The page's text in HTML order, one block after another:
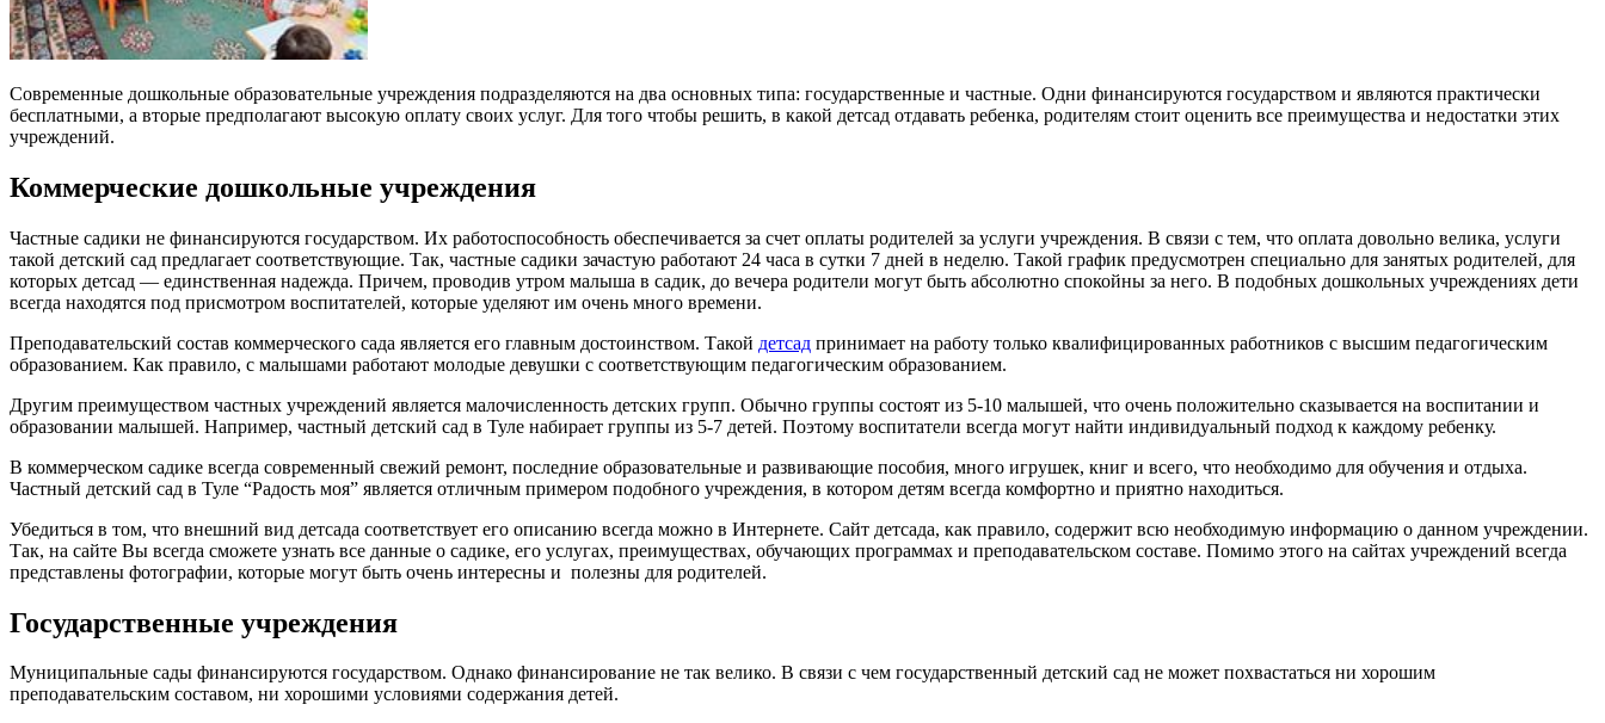
Современные дошкольные образовательные учреждения подразделяются на два основных типа: государственные и частные. Одни финансируются государством и являются практически
бесплатными, а вторые предполагают высокую оплату своих услуг. Для того чтобы решить, в какой детсад отдавать ребенка, родителям стоит оценить все преимущества и недостатки этих
учреждений.
Коммерческие дошкольные учреждения
Частные садики не финансируются государством. Их работоспособность обеспечивается за счет оплаты родителей за услуги учреждения. В связи с тем, что оплата довольно велика, услуги
такой детский сад предлагает соответствующие. Так, частные садики зачастую работают 24 часа в сутки 7 дней в неделю. Такой график предусмотрен специально для занятых родителей, для
которых детсад — единственная надежда. Причем, проводив утром малыша в садик, до вечера родители могут быть абсолютно спокойны за него. В подобных дошкольных учреждениях дети
всегда находятся под присмотром воспитателей, которые уделяют им очень много времени.
Преподавательский состав коммерческого сада является его главным достоинством. Такой детсад принимает на работу только квалифицированных работников с высшим педагогическим
образованием. Как правило, с малышами работают молодые девушки с соответствующим педагогическим образованием.
Другим преимуществом частных учреждений является малочисленность детских групп. Обычно группы состоят из 5-10 малышей, что очень положительно сказывается на воспитании и
образовании малышей. Например, частный детский сад в Туле набирает группы из 5-7 детей. Поэтому воспитатели всегда могут найти индивидуальный подход к каждому ребенку.
В коммерческом садике всегда современный свежий ремонт, последние образовательные и развивающие пособия, много игрушек, книг и всего, что необходимо для обучения и отдыха.
Частный детский сад в Туле “Радость моя” является отличным примером подобного учреждения, в котором детям всегда комфортно и приятно находиться.
Убедиться в том, что внешний вид детсада соответствует его описанию всегда можно в Интернете. Сайт детсада, как правило, содержит всю необходимую информацию о данном учреждении.
Так, на сайте Вы всегда сможете узнать все данные о садике, его услугах, преимуществах, обучающих программах и преподавательском составе. Помимо этого на сайтах учреждений всегда
представлены фотографии, которые могут быть очень интересны и полезны для родителей.
Государственные учреждения
Муниципальные сады финансируются государством. Однако финансирование не так велико. В связи с чем государственный детский сад не может похвастаться ни хорошим
преподавательским составом, ни хорошими условиями содержания детей.